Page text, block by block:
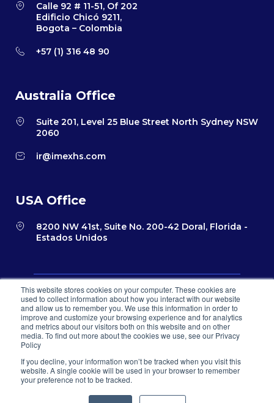
This website stores cookies on your computer. These cookies are
used to collect information about how you interact with our website
and allow us to remember you. We use this information in order to
improve and customize your browsing experience and for analytics
and metrics about our visitors both on this website and on other
media. To find out more about the cookies we use, see our Privacy
Policy
If you decline, your information won’t be tracked when you visit this
website. A single cookie will be used in your browser to remember
your preference not to be tracked.
Calle 92 # 11-51, Of 202
Edificio Chicó 9211,
Bogota – Colombia
+57 (1) 316 48 90
Australia Office
Suite 201, Level 25 Blue Street North Sydney NSW
2060
ir@imexhs.com
USA Office
8200 NW 41st, Suite No. 200-42 Doral, Florida -
Estados Unidos
Política de privacidad
Términos y condiciones para el comercio
electrónico
Sistema PQR
© 2026 IMEXHS® todos los derechos reservados